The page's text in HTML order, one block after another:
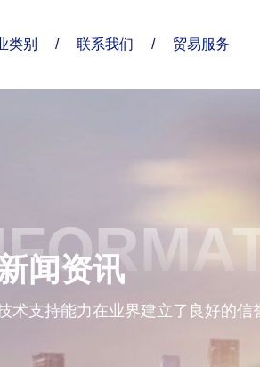
类别 / 联系我们 / 贸易服务
闻资讯
术支持能力在业界建立了良好的信